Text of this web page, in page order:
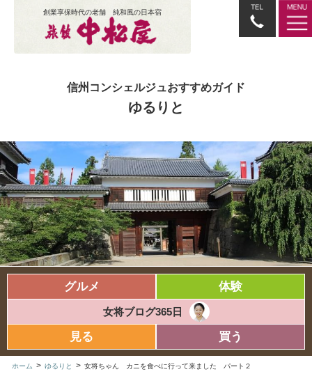
創業享保時代の老舗 純和風の日本宿
信州コンシェルジュおすすめガイド
ゆるりと
グルメ 体験
女将ブログ365日
見る 買う
ホーム > ゆるりと > 女将ちゃん カニを食べに行って来ました パート２